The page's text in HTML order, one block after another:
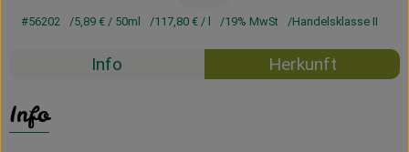
#56202 5,89 €/ 50ml 117,80 €/ l 19% MwSt Handelsklasse II
Info Herkunft
Info